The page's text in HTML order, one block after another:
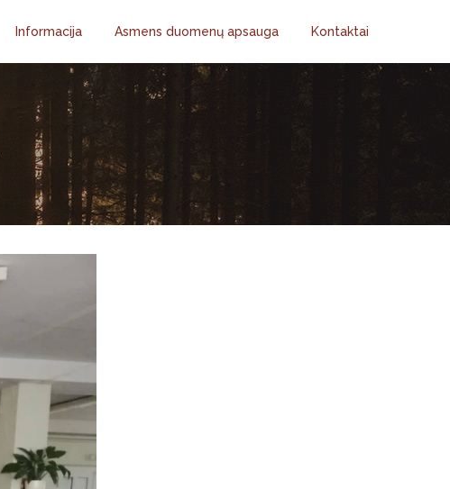
Informacija Asmens duomenų apsauga Kontaktai